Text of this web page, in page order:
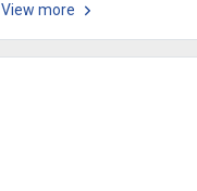
View more